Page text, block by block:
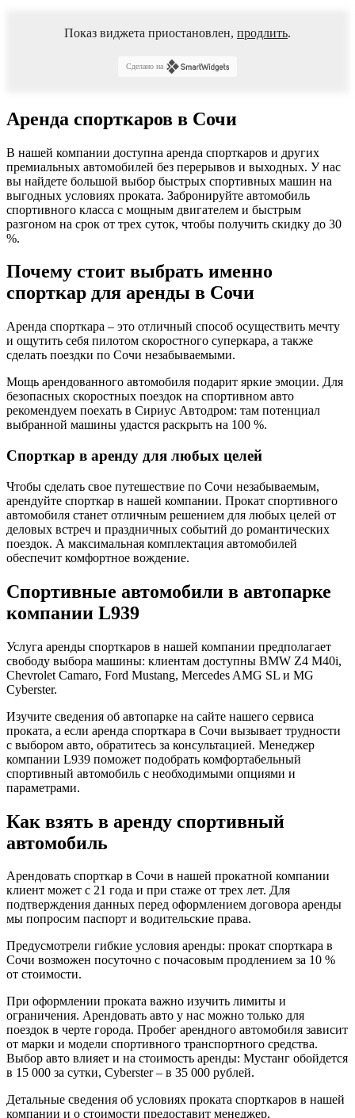
Показ виджета приостановлен, продлить.
Сделано на
Аренда спорткаров в Сочи
В нашей компании доступна аренда спорткаров и других
премиальных автомобилей без перерывов и выходных. У нас
вы найдете большой выбор быстрых спортивных машин на
выгодных условиях проката. Забронируйте автомобиль
спортивного класса с мощным двигателем и быстрым
разгоном на срок от трех суток, чтобы получить скидку до 30
%.
Почему стоит выбрать именно
спорткар для аренды в Сочи
Аренда спорткара – это отличный способ осуществить мечту
и ощутить себя пилотом скоростного суперкара, а также
сделать поездки по Сочи незабываемыми.
Мощь арендованного автомобиля подарит яркие эмоции. Для
безопасных скоростных поездок на спортивном авто
рекомендуем поехать в Сириус Автодром: там потенциал
выбранной машины удастся раскрыть на 100 %.
Спорткар в аренду для любых целей
Чтобы сделать свое путешествие по Сочи незабываемым,
арендуйте спорткар в нашей компании. Прокат спортивного
автомобиля станет отличным решением для любых целей от
деловых встреч и праздничных событий до романтических
поездок. А максимальная комплектация автомобилей
обеспечит комфортное вождение.
Спортивные автомобили в автопарке
компании L939
Услуга аренды спорткаров в нашей компании предполагает
свободу выбора машины: клиентам доступны BMW Z4 M40i,
Chevrolet Camaro, Ford Mustang, Mercedes AMG SL и MG
Cyberster.
Изучите сведения об автопарке на сайте нашего сервиса
проката, а если аренда спорткара в Сочи вызывает трудности
с выбором авто, обратитесь за консультацией. Менеджер
компании L939 поможет подобрать комфортабельный
спортивный автомобиль с необходимыми опциями и
параметрами.
Как взять в аренду спортивный
автомобиль
Арендовать спорткар в Сочи в нашей прокатной компании
клиент может с 21 года и при стаже от трех лет. Для
подтверждения данных перед оформлением договора аренды
мы попросим паспорт и водительские права.
Предусмотрели гибкие условия аренды: прокат спорткара в
Сочи возможен посуточно с почасовым продлением за 10 %
от стоимости.
При оформлении проката важно изучить лимиты и
ограничения. Арендовать авто у нас можно только для
поездок в черте города. Пробег арендного автомобиля зависит
от марки и модели спортивного транспортного средства.
Выбор авто влияет и на стоимость аренды: Мустанг обойдется
в 15 000 за сутки, Cyberster – в 35 000 рублей.
Детальные сведения об условиях проката спорткаров в нашей
компании и о стоимости предоставит менеджер.